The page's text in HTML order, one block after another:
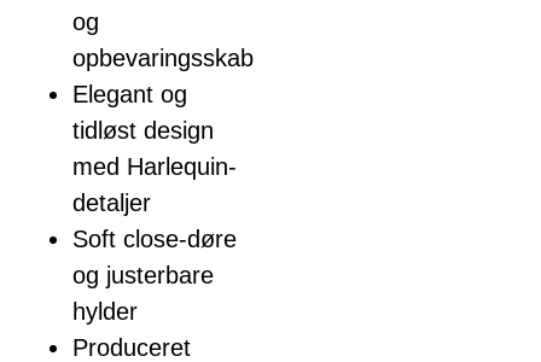
og
opbevaringsskab
Elegant og
tidløst design
med Harlequin-
detaljer
Soft close-døre
og justerbare
hylder
Produceret